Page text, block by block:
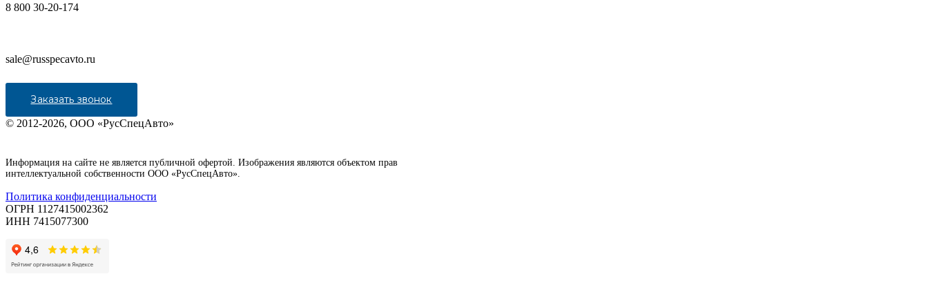
8 800 30-20-174
sale@russpecavto.ru
Заказать звонок
© 2012-2026, ООО «РусСпецАвто»
Информация на сайте не является публичной офертой. Изображения являются объектом прав
интеллектуальной собственности ООО «РусСпецАвто».
Политика конфиденциальности
ОГРН 1127415002362
ИНН 7415077300